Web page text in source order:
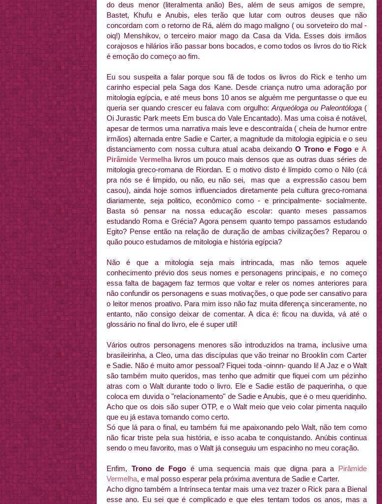
do deus menor (literalmenta anão) Bes, além de seus amigos de sempre,
Bastet, Khufu e Anubis, eles terão que lutar com outros deuses que não
concordam com o retorno de Rá, além do mago maligno ( ou sorveteiro do mal -
oiq!) Menshikov, o terceiro maior mago da Casa da Vida. Esses dois irmãos
corajosos e hilários irão passar bons bocados, e como todos os livros do tio Rick
é emoção do começo ao fim.
Eu sou suspeita a falar porque sou fã de todos os livros do Rick e tenho um
carinho especial pela Saga dos Kane. Desde criança nutro uma adoração por
mitologia egípcia, e até meus bons 10 anos se alguém me perguntasse o que eu
queria ser quando crescer eu falava com orgulho: Arqueóloga ou Paleontóloga(
Oi Jurastic Park meets Em busca do Vale Encantado). Mas uma coisa é notável,
apesar de termos uma narrativa mais leve e descontraída ( cheia de humor entre
irmãos) alternada entre Sadie e Carter, a magnitude da mitologia egipicia e o seu
distanciamento com nossa cultura atual acaba deixando O Trono e Fogo e A
Pirâmide Vermelhalivros um pouco mais densos que as outras duas séries de
mitologia greco-romana de Riordan. E o motivo disto é límpido como o Nilo (cá
pra nós se é limpido, ou não, eu não sei, mas que a expressão casou bem
casou), ainda hoje somos influenciados diretamente pela cultura greco-romana
diariamente, seja politico, econômico como - e principalmente- socialmente.
Basta só pensar na nossa educação escolar: quanto meses passamos
estudando Roma e Grécia? Agora pensem quanto tempo passamos estudando
Egito? Pense então na relação de duração de ambas civilizações? Reparou o
quão pouco estudamos de mitologia e história egípcia?
Não é que a mitologia seja mais intrincada, mas não temos aquele
conhecimento prévio dos seus nomes e personagens principais, e no começo
essa falta de bagagem faz termos que voltar e reler os nomes anteriores para
não confundir os personagens e suas motivações, o que pode ser cansativo para
o leitor menos proativo. Para mim isso não faz muita diferença sinceramente, no
entanto, não consigo deixar de comentar. A dica é: ficou na duvida, vá até o
glossário no final do livro, ele é super util!
Vários outros personagens menores são introduzidos na trama, inclusive uma
brasileirinha, a Cleo, uma das discípulas que vão treinar no Brooklin com Carter
e Sadie. Não é muito amor pessoal? Fiquei toda -oinnn- quando li! A Jaz e o Walt
são também muito queridos, mas tenho que admitir que fiquei com um pézinho
atras com o Walt durante todo o livro. Ele e Sadie estão de paquerinha, o que
coloca em duvida o "relacionamento" de Sadie e Anubis, que é o meu queridinho.
Acho que os dois são super OTP, e o Walt meio que veio colar pimenta naquilo
que eu já estava tomando como certo.
Só que lá para o final, eu também fui me apaixonando pelo Walt, não tem como
não ficar triste pela sua história, e isso acaba te conquistando. Anúbis continua
sendo o meu favorito, mas o Walt já conseguiu um espacinho no meu coração.
Enfim, Trono de Fogo é uma sequencia mais que digna para a Pirâmide
Vermelha, e mal posso esperar pela próxima aventura de Sadie e Carter.
Acho digno também a Intrínseca tentar mais uma vez trazer o Rick para a Bienal
esse ano. Eu sei que é complicado e que eles tentam todos os anos, mas a